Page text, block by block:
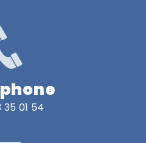
35 01 54